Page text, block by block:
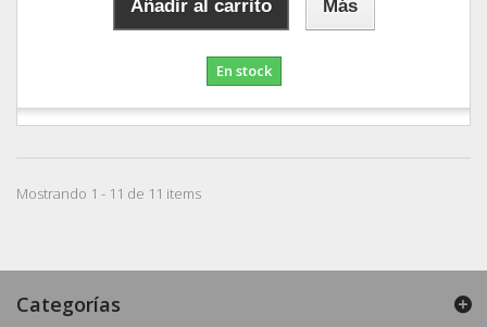
Añadir al carrito Más
En stock
Mostrando 1 - 11 de 11 items
Categorías